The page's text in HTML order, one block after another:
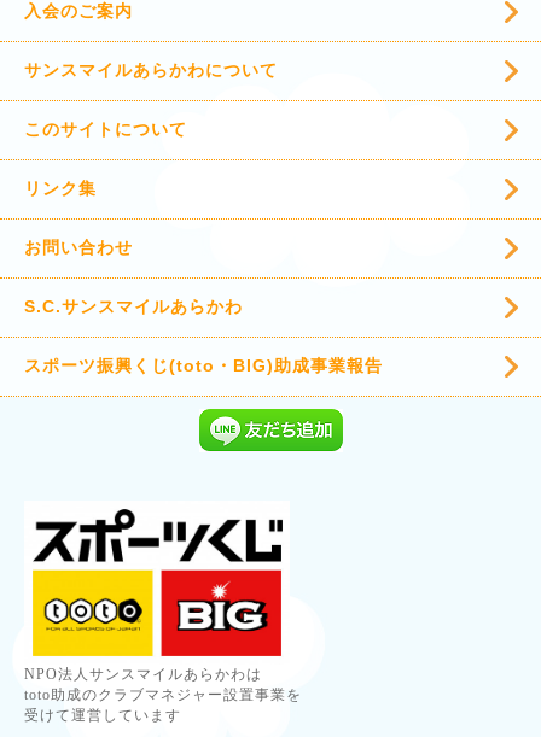
入会のご案内
サンスマイルあらかわについて
このサイトについて
リンク集
お問い合わせ
S.C.サンスマイルあらかわ
スポーツ振興くじ(toto・BIG)助成事業報告
NPO法人サンスマイルあらかわは
toto助成のクラブマネジャー設置事業を
受けて運営しています